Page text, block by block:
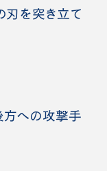
刃を突き立て
への攻撃手